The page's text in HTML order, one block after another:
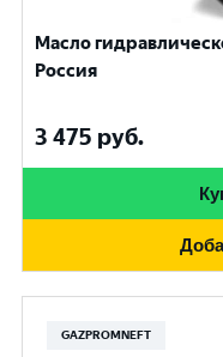
Масло
Россия
3 475 руб.
GAZPROMNEFT